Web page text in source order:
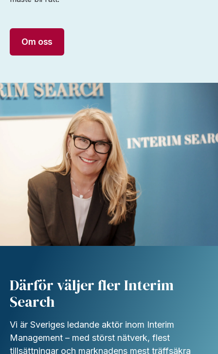
Om oss
Därför väljer fler Interim
Search
Vi är Sveriges ledande aktör inom Interim
Management – med störst nätverk, flest
tillsättningar och marknadens mest träffsäkra